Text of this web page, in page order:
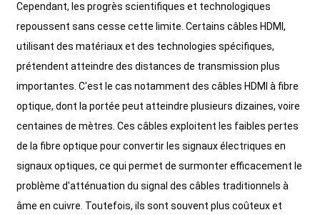
Cependant, les progrès scientifiques et technologiques
repoussent sans cesse cette limite. Certains câbles HDMI,
utilisant des matériaux et des technologies spécifiques,
prétendent atteindre des distances de transmission plus
importantes. C'est le cas notamment des câbles HDMI à fibre
optique, dont la portée peut atteindre plusieurs dizaines, voire
centaines de mètres. Ces câbles exploitent les faibles pertes
de la fibre optique pour convertir les signaux électriques en
signaux optiques, ce qui permet de surmonter efficacement le
problème d'atténuation du signal des câbles traditionnels à
âme en cuivre. Toutefois, ils sont souvent plus coûteux et